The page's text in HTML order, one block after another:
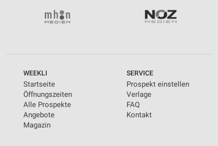
WEEKLI
Startseite
Öffnungszeiten
Alle Prospekte
Angebote
Magazin
SERVICE
Prospekt einstellen
Verlage
FAQ
Kontakt